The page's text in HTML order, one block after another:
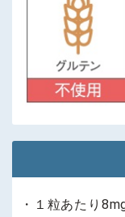
・１粒あたり